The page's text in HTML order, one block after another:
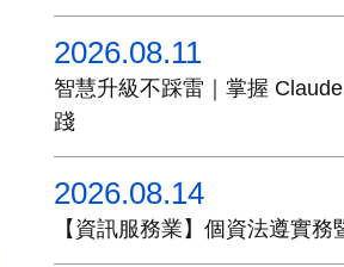
2026.08.11
智慧升級不踩雷｜掌握
踐
2026.08.14
【資訊服務業】個資法遵實